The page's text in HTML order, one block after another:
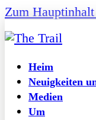
Zum
Heim
Neuigkeiten
Medien
Um